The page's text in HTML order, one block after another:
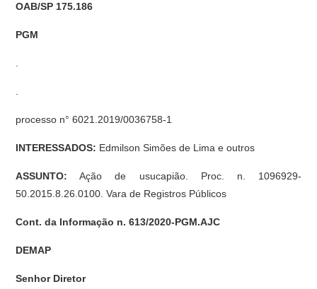
OAB/SP 175.186
PGM
processo n° 6021.2019/0036758-1
INTERESSADOS: Edmilson Simões de Lima e outros
ASSUNTO: Ação de usucapião. Proc. n. 1096929-
50.2015.8.26.0100. Vara de Registros Públicos
Cont. da Informação n. 613/2020-PGM.AJC
DEMAP
Senhor Diretor